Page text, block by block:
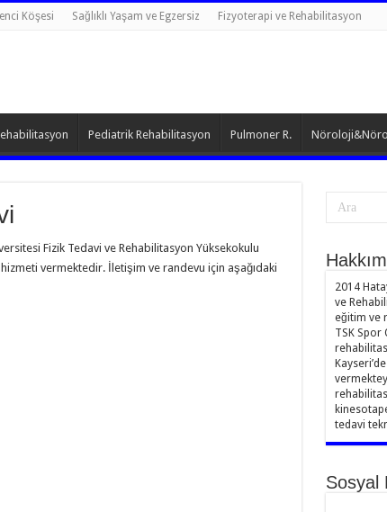
Köşesi Sağlıklı Yaşam ve Egzersiz Fizyoterapi ve Rehabilitasyon
Pediatrik Rehabilitasyon Pulmoner R.
Fizik Tedavi ve Rehabilitasyon Yüksekokulu
vermektedir. İletişim ve randevu için aşağıdaki
2014
ve
eğitim ve
TSK Spor
tedavi
Sosyal